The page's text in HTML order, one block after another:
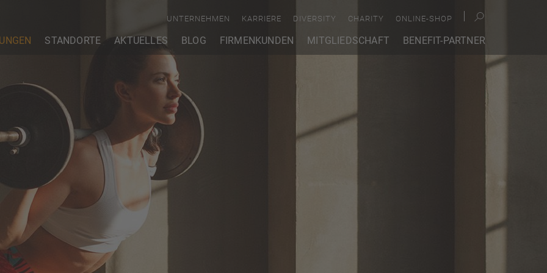
STANDORTE AKTUELLES BLOG FIRMENKUNDEN MITGLIEDSCHAFT BENEFIT-PARTNER
UNTERNEHMEN KARRIERE DIVERSITY CHARITY ONLINE-SHOP